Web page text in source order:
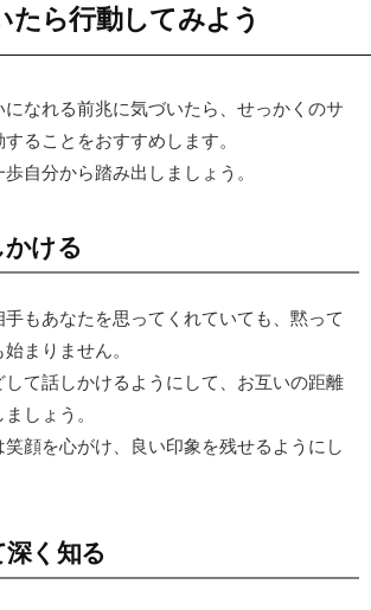
たら行動してみよう
になれる前兆に気づいたら、せっかくのサ
ることをおすすめします。
自分から踏み出しましょう。
ける
手もあなたを思ってくれていても、黙って
まりません。
して話しかけるようにして、お互いの距離
しょう。
顔を心がけ、良い印象を残せるようにし
く知る